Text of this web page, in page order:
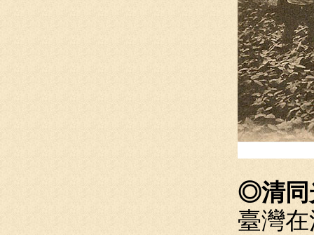
◎清同
臺灣